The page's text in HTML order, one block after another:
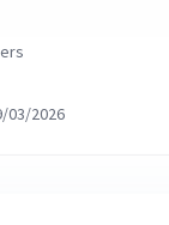
03/2026